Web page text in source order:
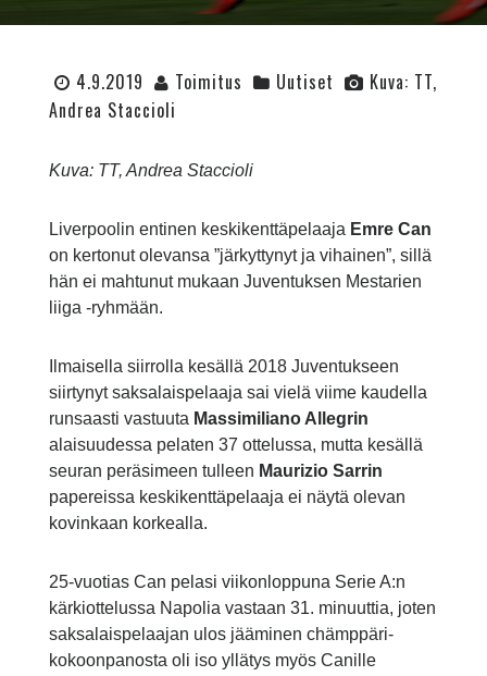
4.9.2019 Toimitus Uutiset
Kuva: TT,
Andrea Staccioli
Kuva: TT, Andrea Staccioli
Liverpoolin entinen keskikenttäpelaaja Emre Can
on kertonut olevansa ”järkyttynyt ja vihainen”, sillä
hän ei mahtunut mukaan Juventuksen Mestarien
liiga -ryhmään.
Ilmaisella siirrolla kesällä 2018 Juventukseen
siirtynyt saksalaispelaaja sai vielä viime kaudella
runsaasti vastuuta Massimiliano Allegrin
alaisuudessa pelaten 37 ottelussa, mutta kesällä
seuran peräsimeen tulleen Maurizio Sarrin
papereissa keskikenttäpelaaja ei näytä olevan
kovinkaan korkealla.
25-vuotias Can pelasi viikonloppuna Serie A:n
kärkiottelussa Napolia vastaan 31. minuuttia, joten
saksalaispelaajan ulos jääminen chämppäri-
kokoonpanosta oli iso yllätys myös Canille